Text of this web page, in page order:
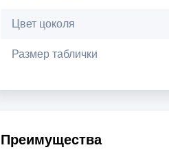
Цвет цоколя
Размер таблички
Преимущества